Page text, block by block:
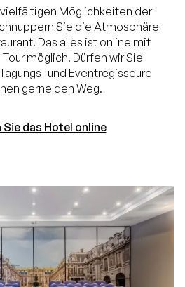
Möglichkeiten der
Sie die Atmosphäre
Das alles ist online mit
möglich. Dürfen wir Sie
und Eventregisseure
gerne den Weg.
Sie das Hotel online